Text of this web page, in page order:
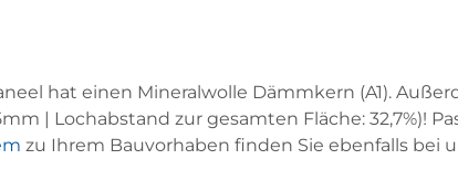
hat einen Mineralwolle Dämmkern (A1).
| Lochabstand zur gesamten Fläche: 32,7%)!
zu Ihrem Bauvorhaben finden Sie ebenfalls bei